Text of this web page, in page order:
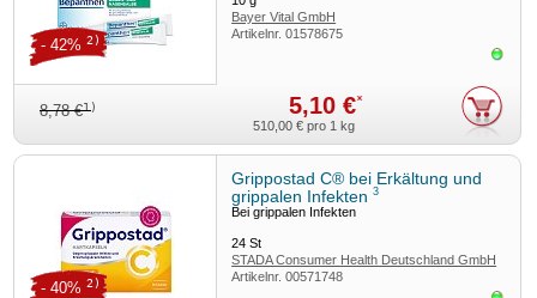
Bayer Vital GmbH
Artikelnr.01578675
8,78 €1) 5,10 €*
- 42% 2)
510,00 € pro 1 kg
Grippostad C® bei Erkältung und
grippalen Infekten3
Bei grippalen Infekten
24St
STADA Consumer Health Deutschland GmbH
Artikelnr.00571748
- 40% 2)